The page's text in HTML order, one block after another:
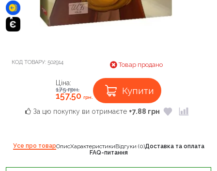
КОД ТОВАРУ: 502914 Товар продано
Ціна:
175грн.
157,50 грн.
Купити
За цю покупку ви отримаєте +7.88 грн
Усе про товарОписХарактеристикиВідгуки (0)Доставка та оплата
FAQ-питання